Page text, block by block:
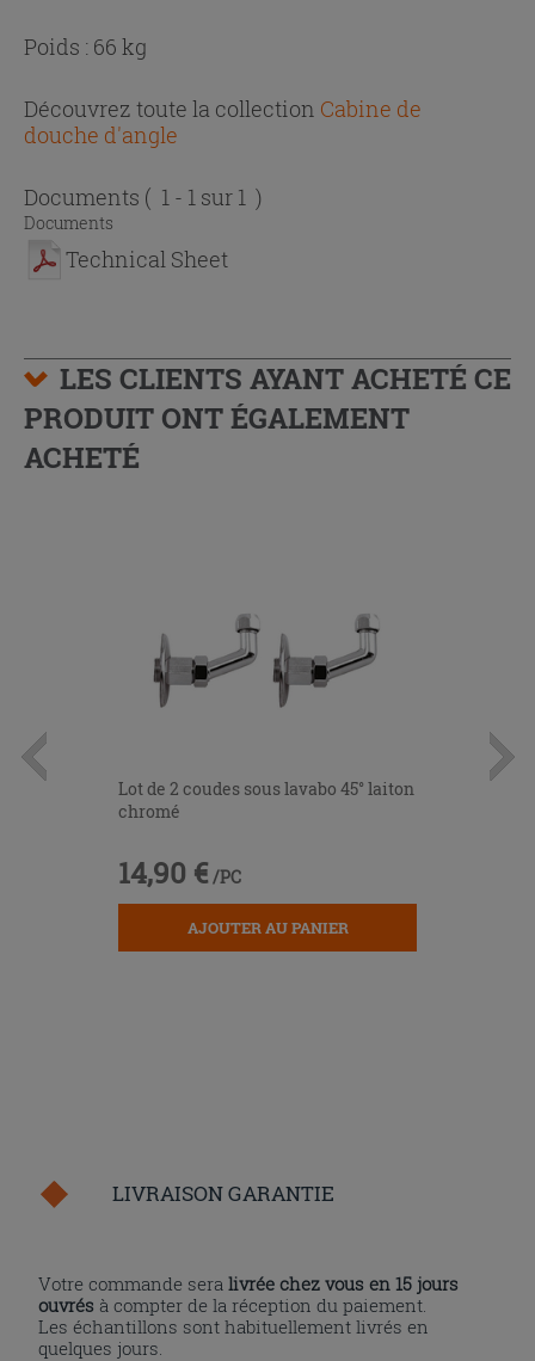
Poids : 66 kg
Découvrez toute la collection Cabine de
douche d'angle
Documents ( 1 - 1 sur 1 )
Documents
Technical Sheet
LES CLIENTS AYANT ACHETÉ CE
PRODUIT ONT ÉGALEMENT
ACHETÉ
Lot de 2 coudes sous lavabo 45° laiton
chromé
14,90 € /PC
AJOUTER AU PANIER
LIVRAISON GARANTIE
Votre commande seralivrée chez vous en 15 jours
ouvrés à compter de la réception du paiement.
Les échantillons sont habituellement livrés en
quelques jours.